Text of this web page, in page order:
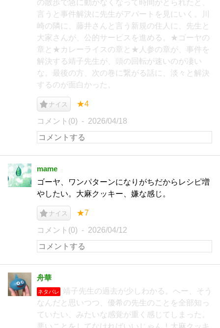
の散歩で急に動かなくなって時間がとられたと、
言うと事件解決に先生がアパートを見にいく。川
崎の隣に、藤井さんと言う新規の住人に、先生と
大家さんが、公的サービスを進める。★ゴーヤの
章と★カレーライスの章と★人参の章が、事件を
解決する靖子先生が、頭の回転が速いのが凄い
な。最後の方、次の巻に繋がる話に、淡々と解決
するのが面白かった。
ナイス ★4
コメント(0) 2026/04/18
mame
ゴーヤ、ワンパターンになりがちだからレシピ増
やしたい。大麻クッキー、嫌な感じ。
ナイス ★7
コメント(0) 2026/04/12
舟華
ネタバレ
靖子先生の過去が少しわかる。へー、そう
なんだと思いつつ、優希の先生のことを全部知っ
ていたい、みたいな感覚が重く感じてしまった。
悪いことをしてなければいいじゃん！大麻クッキ